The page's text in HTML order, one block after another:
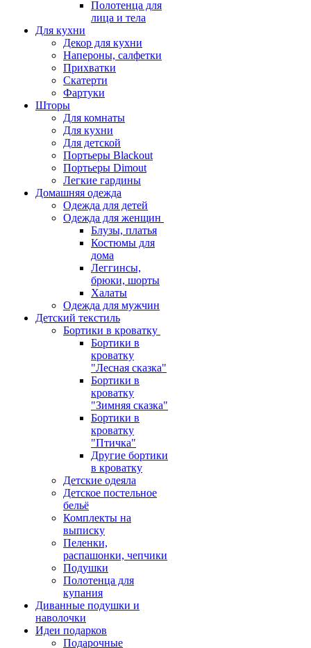
Полотенца для
лица и тела
Для кухни
Декор для кухни
Напероны, салфетки
Прихватки
Скатерти
Фартуки
Шторы
Для комнаты
Для кухни
Для детской
Портьеры Blackout
Портьеры Dimout
Легкие гардины
Домашняя одежда
Одежда для детей
Одежда для женщин
Блузы, платья
Костюмы для
дома
Леггинсы,
брюки, шорты
Халаты
Одежда для мужчин
Детский текстиль
Бортики в кроватку
Бортики в
кроватку
"Лесная сказка"
Бортики в
кроватку
"Зимняя сказка"
Бортики в
кроватку
"Птичка"
Другие бортики
в кроватку
Детские одеяла
Детское постельное
бельё
Комплекты на
выписку
Пеленки,
распашонки, чепчики
Подушки
Полотенца для
купания
Диванные подушки и
наволочки
Идеи подарков
Подарочные